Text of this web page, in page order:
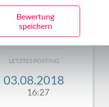
Bewertung
speichern
04.01.2010
LETZTES POSTING
03.08.2018
16:27